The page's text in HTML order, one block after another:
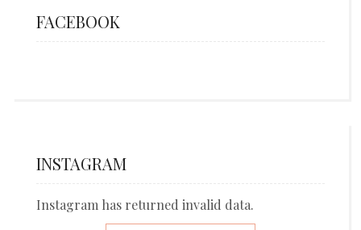
FACEBOOK
INSTAGRAM
Instagram has returned invalid data.